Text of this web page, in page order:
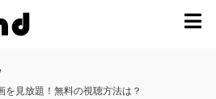
を見放題！無料の視聴方法は？